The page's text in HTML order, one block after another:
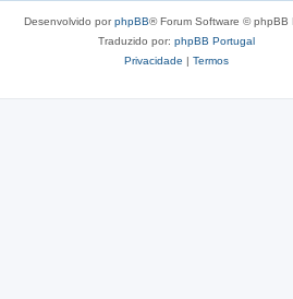
Desenvolvido porphpBB® Forum Software © phpBB
Traduzido por: phpBB Portugal
Privacidade | Termos